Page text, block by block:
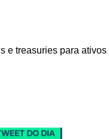
e treasuries para ativos